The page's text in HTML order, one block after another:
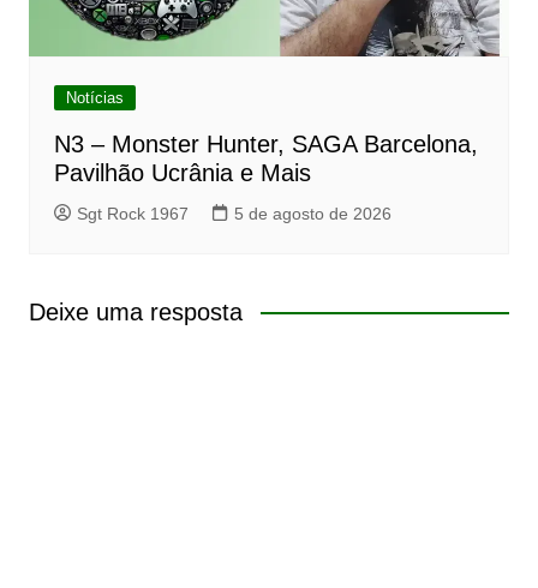
Notícias
N3 – Monster Hunter, SAGA Barcelona,
Pavilhão Ucrânia e Mais
Sgt Rock 1967 5 de agosto de 2026
Deixe uma resposta